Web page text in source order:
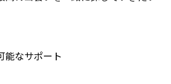
能なサポート